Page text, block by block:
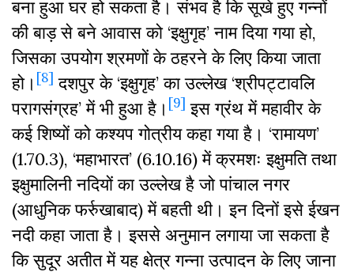
बना हुआ घर हो सकता है। संभव है कि सूखे हुए गन्नों
की बाड़ से बने आवास को ‘इक्षुगृह’ नाम दिया गया हो,
जिसका उपयोग श्रमणों के ठहरने के लिए किया जाता
हो। [8] दशपुर के ‘इक्षुगृह’ का उल्लेख ‘श्रीपट्टावलि
परागसंग्रह’ में भी हुआ है। [9] इस ग्रंथ में महावीर के
कई शिष्यों को कश्यप गोत्रीय कहा गया है। ‘रामायण’
(1.70.3), ‘महाभारत’ (6.10.16) में क्रमशः इक्षुमति तथा
इक्षुमालिनी नदियों का उल्लेख है जो पांचाल नगर
(आधुनिक फर्रुखाबाद) में बहती थी। इन दिनों इसे ईखन
नदी कहा जाता है। इससे अनुमान लगाया जा सकता है
कि सुदूर अतीत में यह क्षेत्र गन्ना उत्पादन के लिए जाना